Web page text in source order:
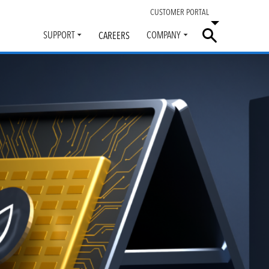
CUSTOMER PORTAL
SUPPORT
Toggle
submenu
CAREERS COMPANY
Toggle
submenu